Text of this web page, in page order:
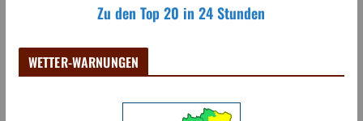
Zu den Top 20 in 24 Stunden
WETTER-WARNUNGEN